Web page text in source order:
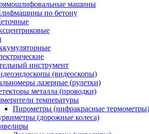
машины
по бетону
инструмент
(видеоскопы)
лазерные (рулетки)
металла (проводки)
температуры
Пирометры (инфракрасные термометры)
(дорожные колеса)